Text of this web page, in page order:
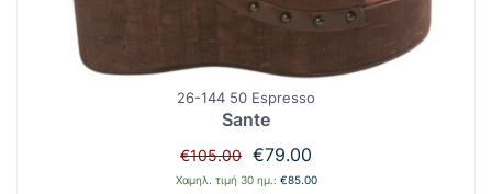
26-144 50 Espresso
Sante
€105.00 Original
price
€79.00
τρέχουσα
Χαμηλ. τιμή 30 ημ.: €85.00